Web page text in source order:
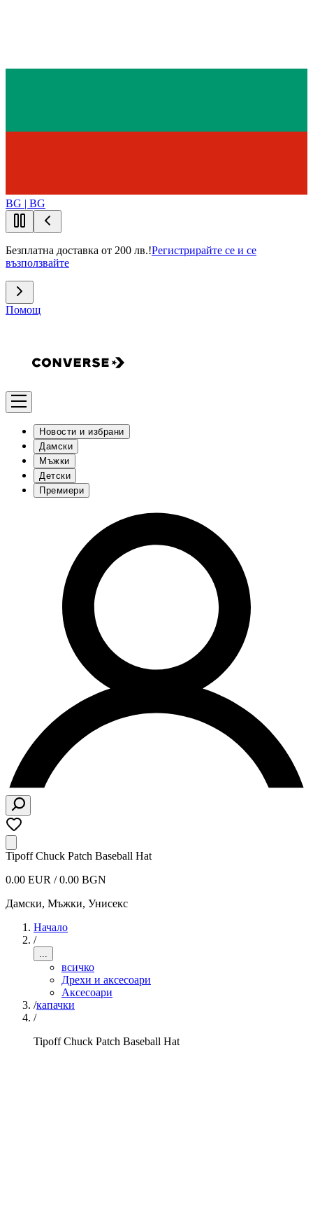
BG | BG
Безплатна доставка от 200 лв.!Регистрирайте се и се
възползвайте
Помощ
Новости и избрани
Дамски
Мъжки
Детски
Премиери
Tipoff Chuck Patch Baseball Hat
0.00 EUR / 0.00 BGN
Дамски, Мъжки, Унисекс
Начало
/
...
всичко
Дрехи и аксесоари
Аксесоари
/капачки
/
Tipoff Chuck Patch Baseball Hat